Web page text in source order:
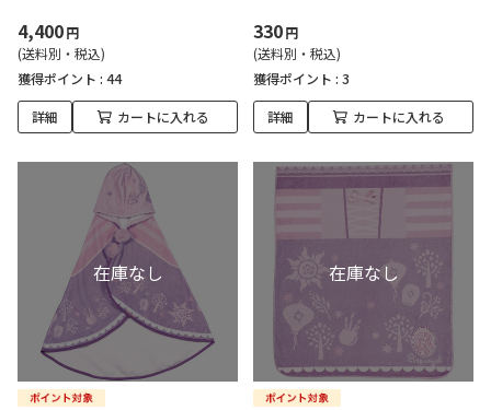
4,400円
(送料別・税込)
獲得ポイント : 44
詳細 カートに入れる
330円
(送料別・税込)
獲得ポイント : 3
詳細 カートに入れる